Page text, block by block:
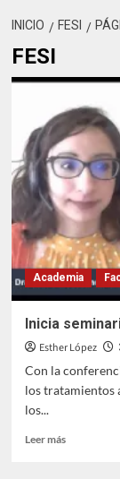
INICIO FESI
FESI
Academia
Inicia
Esther López
Con la
los tratamientos
los...
Leer másLeer